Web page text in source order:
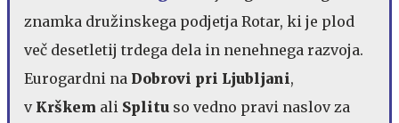
znamka družinskega podjetja Rotar, ki je plod
več desetletij trdega dela in nenehnega razvoja.
Eurogardni na Dobrovi pri Ljubljani,
v Krškem ali Splitu so vedno pravi naslov za